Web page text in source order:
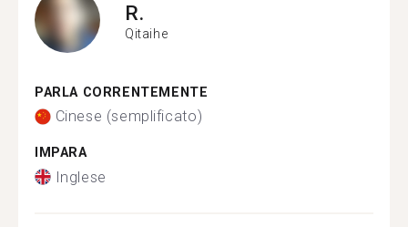
R.
Qitaihe
PARLA CORRENTEMENTE
Cinese (semplificato)
IMPARA
Inglese